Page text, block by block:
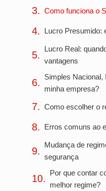
Como funciona o
Lucro Presumido:
Lucro Real:
vantagens
Simples Nacional,
minha empresa?
Como escolher o
Erros comuns ao
Mudança de
segurança
Por que contar
melhor regime?